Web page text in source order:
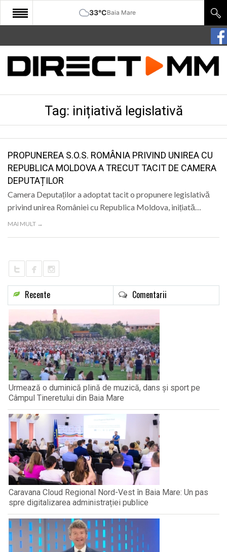
33°CBaia Mare
START
COMUNITATE
CULTURA
SANATATE
SPORT
SPECIAL
Tag: inițiativă legislativă
PROPUNEREA S.O.S. ROMÂNIA PRIVIND UNIREA CU
REPUBLICA MOLDOVA A TRECUT TACIT DE CAMERA
DEPUTAȚILOR
Camera Deputaților a adoptat tacit o propunere legislativă
privind unirea României cu Republica Moldova, inițiată…
MAI MULT →
Recente Comentarii
Urmează o duminică plină de muzică, dans și sport pe
Câmpul Tineretului din Baia Mare
Caravana Cloud Regional Nord-Vest în Baia Mare: Un pas
spre digitalizarea administrației publice